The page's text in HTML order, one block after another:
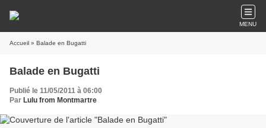
MENU
Accueil » Balade en Bugatti
Balade en Bugatti
Publié le 11/05/2011 à 06:00
Par Lulu from Montmartre